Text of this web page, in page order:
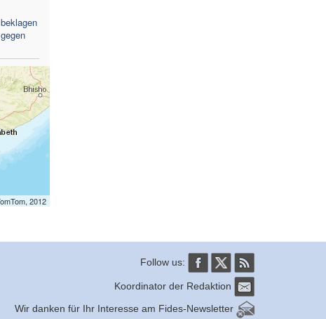
2012
Follow us:
Koordinator der Redaktion
Wir danken für Ihr Interesse am Fides-Newsletter